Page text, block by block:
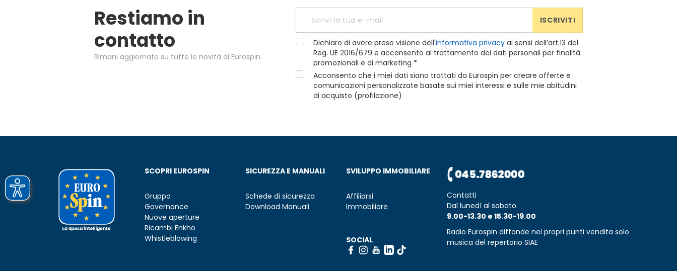
Restiamo in
contatto
Rimani aggiornato su tutte le novità di Eurospin.
ISCRIVITI
Dichiaro di avere preso visione dell'informativa privacyai sensi dell’art.13 del
Reg. UE 2016/679 e acconsento al trattamento dei dati personali per finalità
promozionali e di marketing *
Acconsento che i miei dati siano trattati da Eurospin per creare offerte e
comunicazioni personalizzate basate sui miei interessi e sulle mie abitudini
di acquisto (profilazione)
SCOPRI EUROSPIN
Gruppo
Governance
Nuove aperture
Ricambi Enkho
Whistleblowing
SICUREZZA E MANUALI
Schede di sicurezza
Download Manuali
SVILUPPO IMMOBILIARE
Affiliarsi
Immobiliare
SOCIAL
Contatti
Dal lunedì al sabato:
9.00-13.30 e 15.30-19.00
Radio Eurospin diffonde nei propri punti vendita solo
musica del repertorio SIAE